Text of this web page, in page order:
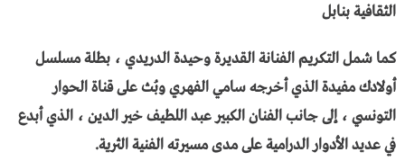
الثقافية بنابل
كما شمل التكريم الفنانة القديرة وحيدة الدريدي ، بطلة مسلسل
أولادك مفيدة الذي أخرجه سامي الفهري وبُث على قناة الحوار
التونسي ، إلى جانب الفنان الكبير عبد اللطيف خير الدين ، الذي أبدع
في عديد الأدوار الدرامية على مدى مسيرته الفنية الثرية.